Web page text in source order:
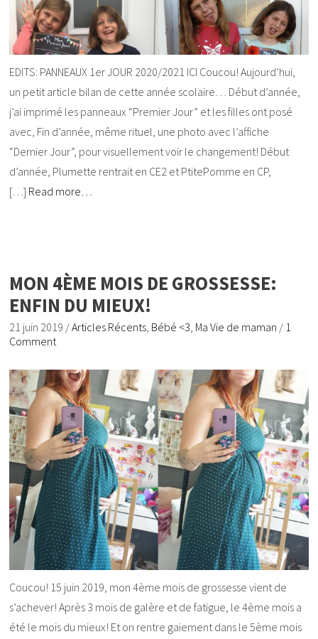
EDITS: PANNEAUX 1er JOUR 2020/2021 ICI Coucou! Aujourd’hui,
un petit article bilan de cette année scolaire… Début d’année,
j’ai imprimé les panneaux “Premier Jour” et les filles ont posé
avec, Fin d’année, même rituel, une photo avec l’affiche
“Dernier Jour”, pour visuellement voir le changement! Début
d’année, Plumette rentrait en CE2 et PtitePomme en CP,
[…] Read more…
MON 4ÈME MOIS DE GROSSESSE:
ENFIN DU MIEUX!
21 juin 2019 /Articles Récents Bébé <3 Ma Vie de maman / 1
Comment
Coucou! 15 juin 2019, mon 4ème mois de grossesse vient de
s’achever! Après 3 mois de galère et de fatigue, le 4ème mois a
été le mois du mieux! Et on rentre gaiement dans le 5ème mois